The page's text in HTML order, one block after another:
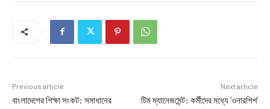
Previous article
বাংলাদেশের শিক্ষা সংকট: সমাধানের
Next article
টিম ম্যানেজমেন্ট: কর্মীদের মধ্যে ‘ওনারশিপ’